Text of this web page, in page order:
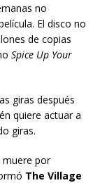
no
El disco no
de copias
Spice Up Your
giras después
quiere actuar a
giras.
muere por
The Village